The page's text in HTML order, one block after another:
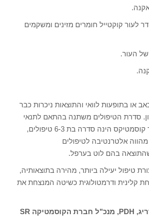
לעור קוקטייל חומרים מזינים ומשקמים
או בתופעות לוואי והתוצאות ניכרות כבר
סדרת הטיפולים משתנה בהתאם לתנאי
העור, המלצת אס אר קוסמטיקס הינה סדרה בת 6-3 טיפולים,
אלטרנטיבה לטיפולים
שהתוצאה בהם לוט בערפל.
טיפול יעילה ביותר, מהירה בתוצאותיה,
קלינית ודרמטולוגית כשיטה המנצחת את
שולי הראל-רודריג, PDH, מנכ"ל חברת הקוסמטיקה SR